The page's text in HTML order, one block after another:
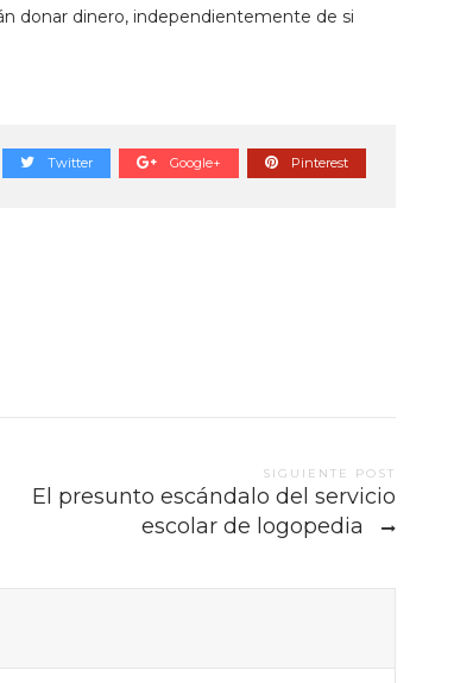
donar dinero, independientemente de si
Twitter Google+ Pinterest
SIGUIENTE POST
El presunto escándalo del servicio
escolar de logopedia